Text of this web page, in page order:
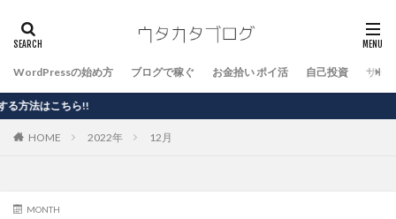
WordPressの始め方 ブログで稼ぐ お金拾い ポイ活 自己投資 サイ
こちら!!
HOME 2022年 12月
MONTH